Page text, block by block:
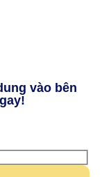
vào bên